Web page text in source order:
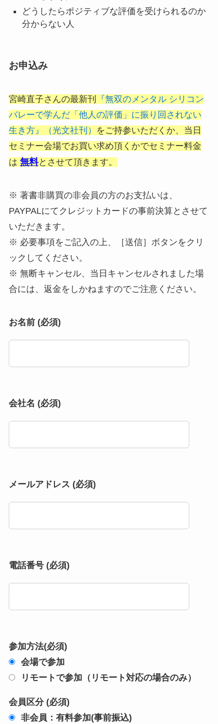
どうしたらポジティブな評価を受けられるのか
分からない人
お申込み
宮崎直子さんの最新刊
『無双のメンタル シリコン
バレーで学んだ「他人の評価」に振り回されない
生き方』（光文社刊）
をご持参いただくか、当日
セミナー会場でお買い求め頂くかでセミナー料金
は 無料とさせて頂きます。
※ 著書非購買の非会員の方のお支払いは、
PAYPALにてクレジットカードの事前決算とさせて
いただきます。
※ 必要事項をご記入の上、［送信］ボタンをクリ
ックしてください。
※ 無断キャンセル、当日キャンセルされました場
合には、返金をしかねますのでご注意ください。
お名前 (必須)
会社名 (必須)
メールアドレス (必須)
電話番号 (必須)
参加方法(必須)
会場で参加
リモートで参加（リモート対応の場合のみ）
会員区分 (必須)
非会員：有料参加(事前振込)